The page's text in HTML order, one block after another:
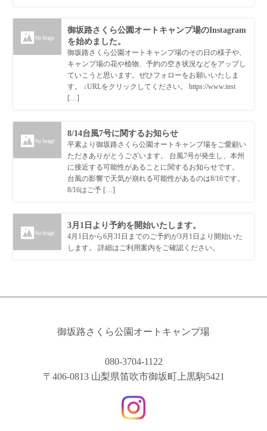
御坂路さくら公園オートキャンプ場のInstagram
を始めました。
御坂路さくら公園オートキャンプ場のその日の様子や、
キャンプ場の花や植物、予約の空き状況などをアップし
ていこうと思います。ぜひフォローをお願いいたしま
す。 ↓URLをクリックしてください。 https://www.inst
[…]
8/14台風7号に関するお知らせ
平素より御坂路さくら公園オートキャンプ場をご愛顧い
ただきありがとうございます。 台風7号が発生し、本州
に接近する可能性があることに関するお知らせです。
台風の影響で天気が崩れる可能性があるのは8/16です。
8/16はご予 […]
3月1日より予約を開始いたします。
4月1日から6月31日までのご予約が3月1日より開始いた
します。 詳細はご利用案内をご確認ください。
御坂路さくら公園オートキャンプ場
080-3704-1122
〒406-0813 山梨県笛吹市御坂町上黒駒5421